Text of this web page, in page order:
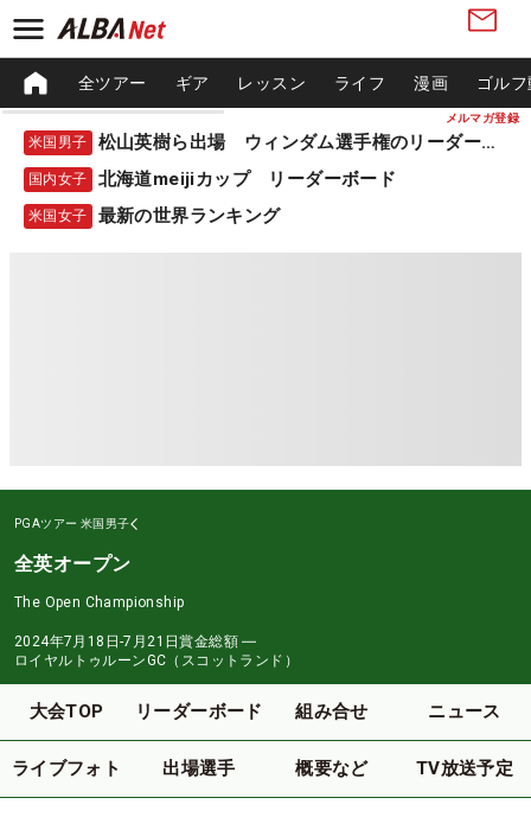
メルマガ登録
全ツアー ギア レッスン ライフ 漫画 ゴル
米国男子 松山英樹ら出場 ウィンダム選手権のリーダーボード
国内女子 北海道meijiカップ リーダーボード
米国女子 最新の世界ランキング
PGAツアー 米国男子
全英オープン
The Open Championship
2024年7月18日-7月21日賞金総額 ―
ロイヤルトゥルーンGC（スコットランド）
大会TOP リーダーボード 組み合せ ニュース
ライブフォト 出場選手 概要など TV放送予定